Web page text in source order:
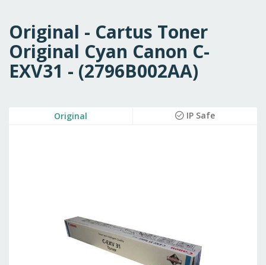
Original - Cartus Toner
Original Cyan Canon C-
EXV31 - (2796B002AA)
Original IP Safe